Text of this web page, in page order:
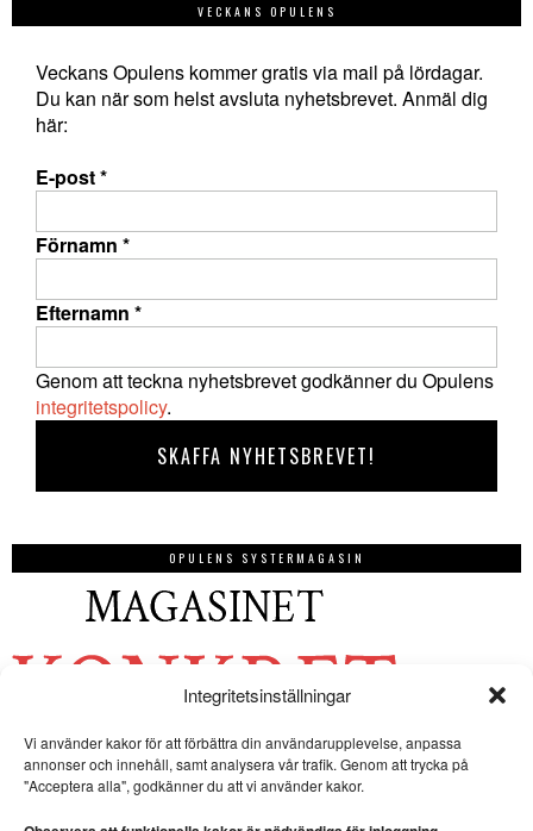
Integritetsinställningar
Vi använder kakor för att förbättra din användarupplevelse, anpassa
annonser och innehåll, samt analysera vår trafik. Genom att trycka på
"Acceptera alla", godkänner du att vi använder kakor.
VECKANS OPULENS
Veckans Opulens kommer gratis via mail på lördagar.
Du kan när som helst avsluta nyhetsbrevet. Anmäl dig
här:
E-post*
Förnamn *
Efternamn *
Genom att teckna nyhetsbrevet godkänner du Opulens
integritetspolicy.
OPULENS SYSTERMAGASIN